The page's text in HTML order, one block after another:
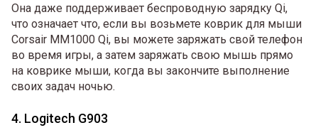
Она даже поддерживает беспроводную зарядку Qi,
что означает что, если вы возьмете коврик для мыши
Corsair MM1000 Qi, вы можете заряжать свой телефон
во время игры, а затем заряжать свою мышь прямо
на коврике мыши, когда вы закончите выполнение
своих задач ночью.
4. Logitech G903